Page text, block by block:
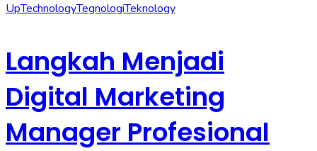
UpTechnologyTegnologiTeknology
Langkah Menjadi
Digital Marketing
Manager Profesional